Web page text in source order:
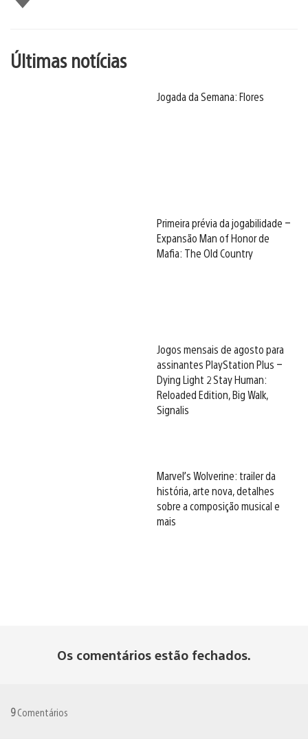
Últimas notícias
Jogada da Semana: Flores
Primeira prévia da jogabilidade –
Expansão Man of Honor de
Mafia: The Old Country
Jogos mensais de agosto para
assinantes PlayStation Plus –
Dying Light 2 Stay Human:
Reloaded Edition, Big Walk,
Signalis
Marvel’s Wolverine: trailer da
história, arte nova, detalhes
sobre a composição musical e
mais
Os comentários estão fechados.
9Comentários